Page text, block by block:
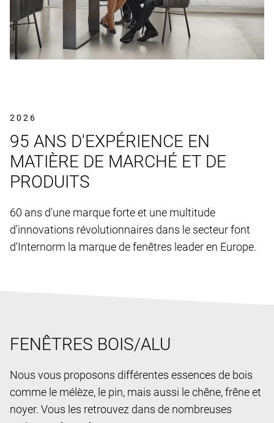
2026
95 ANS D'EXPÉRIENCE EN
MATIÈRE DE MARCHÉ ET DE
PRODUITS
60 ans d'une marque forte et une multitude
d'innovations révolutionnaires dans le secteur font
d'Internorm la marque de fenêtres leader en Europe.
FENÊTRES BOIS/ALU
Nous vous proposons différentes essences de bois
comme le mélèze, le pin, mais aussi le chêne, frêne et
noyer. Vous les retrouvez dans de nombreuses